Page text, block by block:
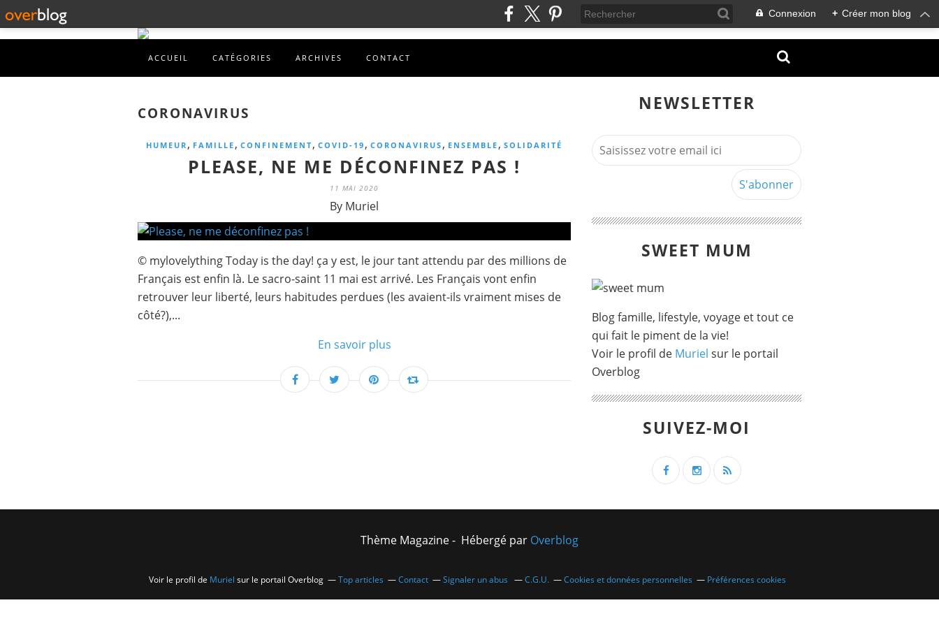
Connexion + Créer mon blog
ACCUEIL CATÉGORIES ARCHIVES CONTACT
CORONAVIRUS
HUMEUR, FAMILLE, CONFINEMENT, COVID-19, CORONAVIRUS, ENSEMBLE, SOLIDARITÉ
PLEASE, NE ME DÉCONFINEZ PAS !
11 MAI 2020
By Muriel
© mylovelything Today is the day! ça y est, le jour tant attendu par des millions de
Français est enfin là. Le sacro-saint 11 mai est arrivé. Les Français vont enfin
retrouver leur liberté, leurs habitudes perdues (les avaient-ils vraiment mises de
côté?),...
En savoir plus
NEWSLETTER
SWEET MUM
Blog famille, lifestyle, voyage et tout ce
qui fait le piment de la vie!
Voir le profil de Muriel sur le portail
Overblog
SUIVEZ-MOI
Thème Magazine - Hébergé par Overblog
Voir le profil de Muriel sur le portail Overblog Top articles Contact Signaler un abus C.G.U. Cookies et données personnelles Préférences cookies